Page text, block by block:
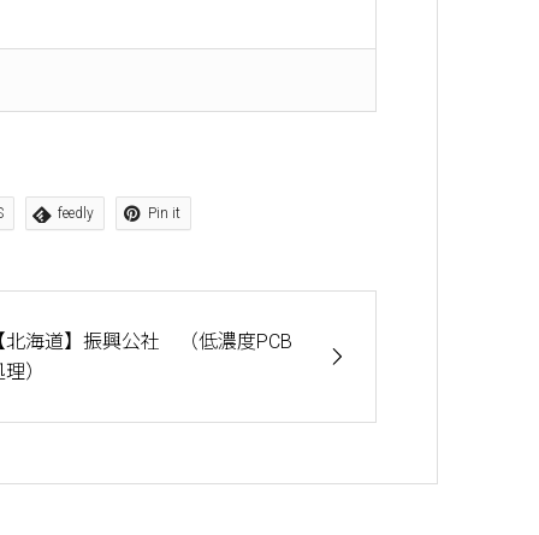
feedly Pin it
北海道】振興公社 （低濃度PCB
）